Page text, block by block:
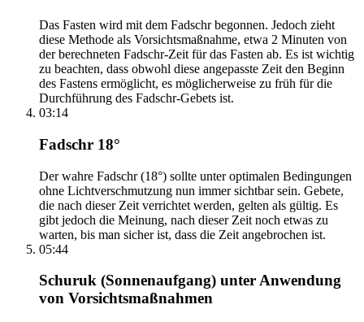
Das Fasten wird mit dem Fadschr begonnen. Jedoch zieht
diese Methode als Vorsichtsmaßnahme, etwa 2 Minuten von
der berechneten Fadschr-Zeit für das Fasten ab. Es ist wichtig
zu beachten, dass obwohl diese angepasste Zeit den Beginn
des Fastens ermöglicht, es möglicherweise zu früh für die
Durchführung des Fadschr-Gebets ist.
03:14
Fadschr 18°
Der wahre Fadschr (18°) sollte unter optimalen Bedingungen
ohne Lichtverschmutzung nun immer sichtbar sein. Gebete,
die nach dieser Zeit verrichtet werden, gelten als gültig. Es
gibt jedoch die Meinung, nach dieser Zeit noch etwas zu
warten, bis man sicher ist, dass die Zeit angebrochen ist.
05:44
Schuruk (Sonnenaufgang) unter Anwendung
von Vorsichtsmaßnahmen